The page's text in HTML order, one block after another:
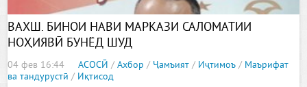
ВАХШ. БИНОИ НАВИ МАРКАЗИ САЛОМАТИИ
НОҲИЯВӢ БУНЁД ШУД
04 фев 16:44 АСОСӢ /Ахбор / Ҷамъият / Иҷтимоъ / Маърифат
ва тандурустӣ / Иқтисод